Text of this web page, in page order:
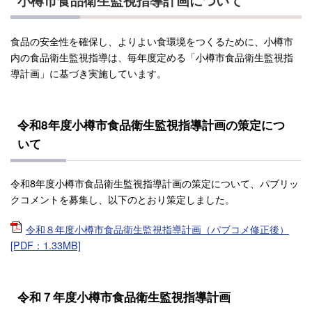
食品の安全性を確保し、よりよい食環境をつくるために、小樽市
内の食品衛生監視指導は、毎年度定める「小樽市食品衛生監視指
導計画」に基づき実施しています。
令和8年度小樽市食品衛生監視指導計画の策定につ
いて
令和8年度小樽市食品衛生監視指導計画の策定について、パブリッ
クコメントを募集し、以下のとおり策定しました。
令和８年度小樽市食品衛生監視指導計画（パブコメ修正後）
[PDF：1.33MB]
令和７年度小樽市食品衛生監視指導計画